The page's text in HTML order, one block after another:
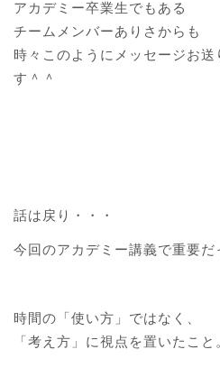
アカデミー卒業生でもある
チームメンバーありさからも
時々このようにメッセージお
す＾＾
話は戻り・・・
今回のアカデミー講義で重要だ
時間の「使い方」ではなく、
「考え方」に視点を置いたこと